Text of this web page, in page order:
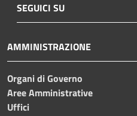
SEGUICI SU
AMMINISTRAZIONE
Organi di Governo
Aree Amministrative
Uffici